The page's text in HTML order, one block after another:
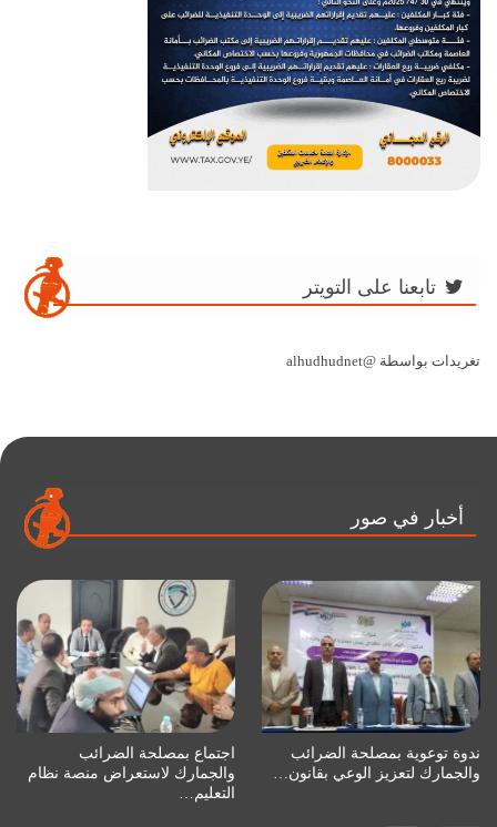
تابعنا على التويتر
تغريدات بواسطة @alhudhudnet
أخبار في صور
ندوة توعوية بمصلحة الضرائب
والجمارك لتعزيز الوعي بقانون…
اجتماع بمصلحة الضرائب
والجمارك لاستعراض منصة نظام
التعليم…